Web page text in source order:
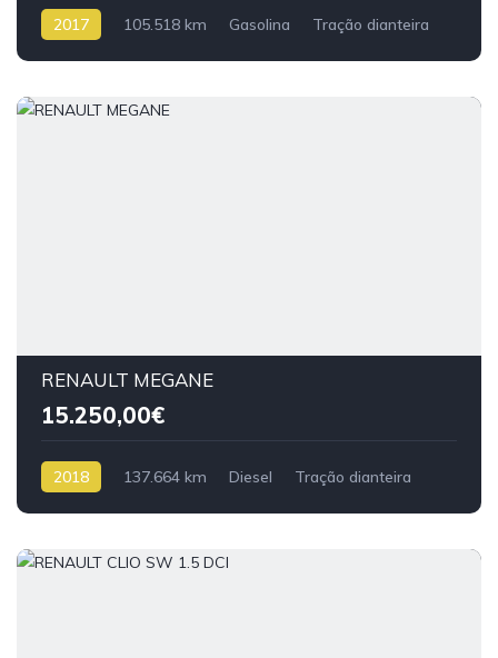
2017 105.518 km Gasolina Tração dianteira
RENAULT MEGANE
15.250,00€
2018 137.664 km Diesel Tração dianteira